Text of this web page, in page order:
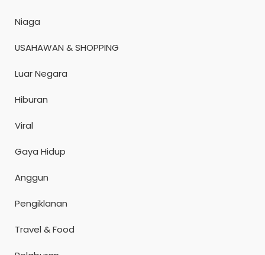
Niaga
USAHAWAN & SHOPPING
Luar Negara
Hiburan
Viral
Gaya Hidup
Anggun
Pengiklanan
Travel & Food